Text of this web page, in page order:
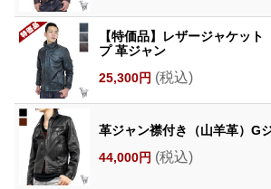
【特価品】レザージャケッ
プ 革ジャン
25,300円 (税込)
革ジャン襟付き（山羊革）G
44,000円 (税込)